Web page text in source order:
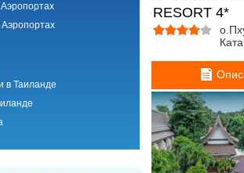
Аэропортах
в Таиланде
о.Ланта
о.Пхи-Пхи
о.Пхукет.
о.Пхукет. Пляж
о.Пхукет. Пляж
о.Пхукет. Пляж
о.Пхукет. Пляж
о.Пхукет. Пляж
о.Пхукет. Пляж
о.Пхукет. Пляж
RESORT 4*
Ката